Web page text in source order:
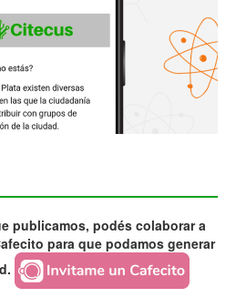
publicamos, podés colaborar a
para que podamos generar